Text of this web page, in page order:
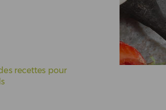
recettes pour